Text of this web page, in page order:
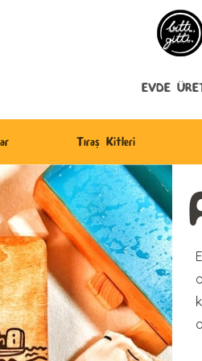
EVDE
Tıraş Kitleri